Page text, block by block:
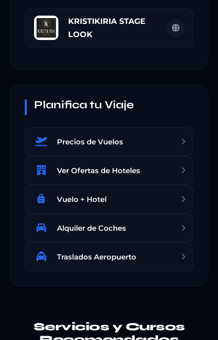
KRISTIKIRIA STAGE
LOOK
Planifica tu Viaje
Precios de Vuelos
Ver Ofertas de Hoteles
Vuelo + Hotel
Alquiler de Coches
Traslados Aeropuerto
Servicios y Cursos